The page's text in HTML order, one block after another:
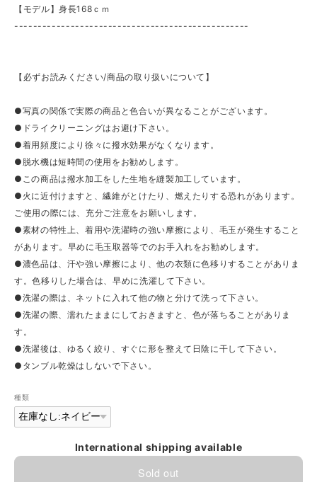
【モデル】身長168ｃｍ
--------------------------------------------------
【必ずお読みください/商品の取り扱いについて】
●写真の関係で実際の商品と色合いが異なることがございます。
●ドライクリーニングはお避け下さい。
●着用頻度により徐々に撥水効果がなくなります。
●脱水機は短時間の使用をお勧めします。
●この商品は撥水加工をした生地を縫製加工しています。
●火に近付けますと、繊維がとけたり、燃えたりする恐れがあります。
ご使用の際には、充分ご注意をお願いします。
●素材の特性上、着用や洗濯時の強い摩擦により、毛玉が発生すること
があります。早めに毛玉取器等でのお手入れをお勧めします。
●濃色品は、汗や強い摩擦により、他の衣類に色移りすることがありま
す。色移りした場合は、早めに洗濯して下さい。
●洗濯の際は、ネットに入れて他の物と分けて洗って下さい。
●洗濯の際、濡れたままにしておきますと、色が落ちることがありま
す。
●洗濯後は、ゆるく絞り、すぐに形を整えて日陰に干して下さい。
●タンブル乾燥はしないで下さい。
種類
International shipping available
Sold out